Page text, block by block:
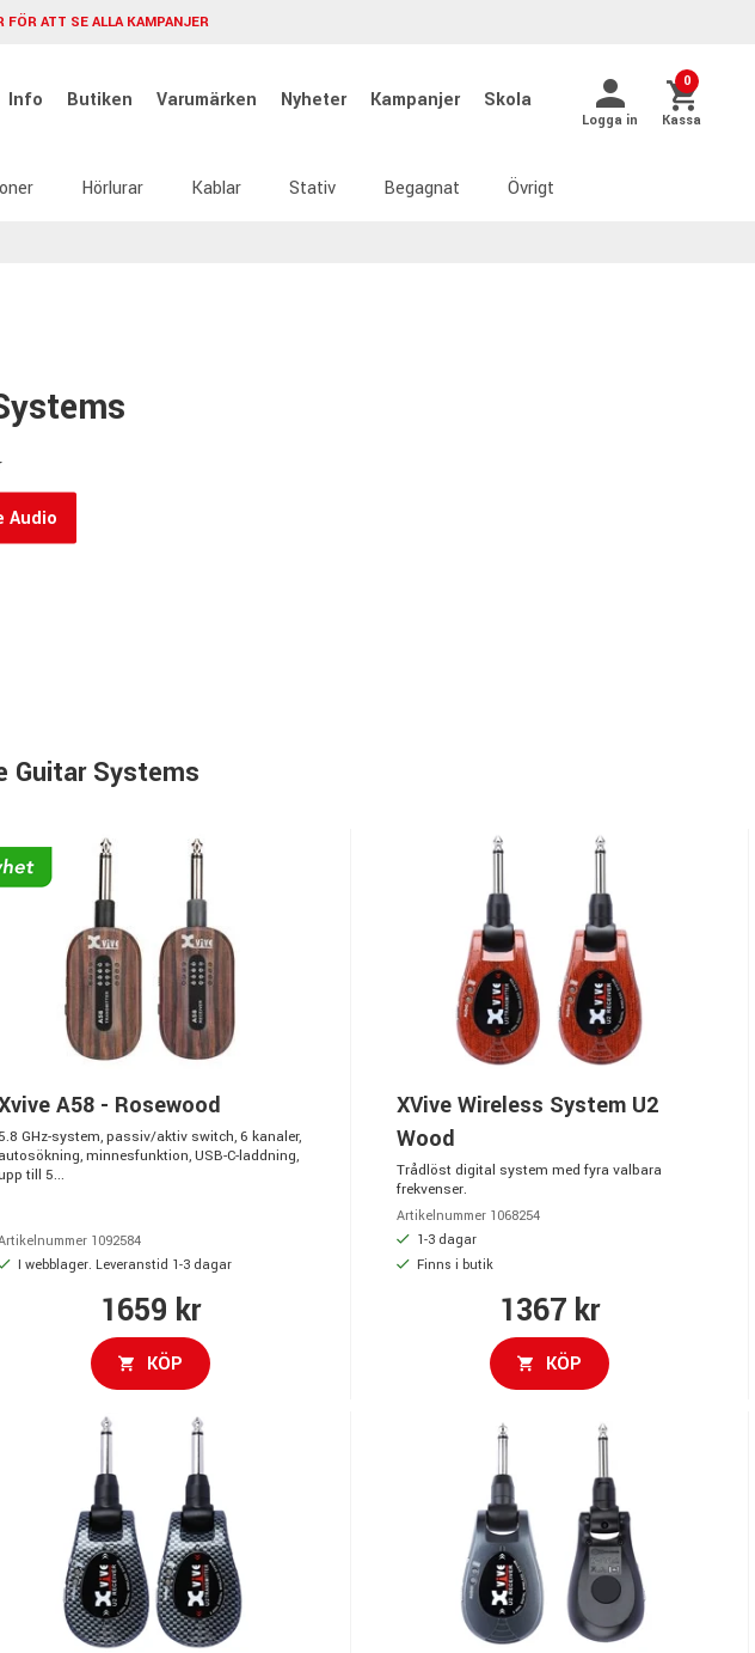
ATT SE ALLA KAMPANJER
Info Butiken Varumärken Nyheter Kampanjer Skola
Logga in
0
Kassa
Hörlurar Kablar Stativ Begagnat Övrigt
Audio
Guitar Systems
A58 - Rosewood
5.8 GHz-system, passiv/aktiv switch, 6 kanaler,
autosökning, minnesfunktion, USB-C-laddning,
till 5...
1092584
I webblager. Leveranstid 1-3 dagar
1659 kr
KÖP
XVive Wireless System U2
Wood
Trådlöst digital system med fyra valbara
frekvenser.
Artikelnummer 1068254
1-3 dagar
Finns i butik
1367 kr
KÖP